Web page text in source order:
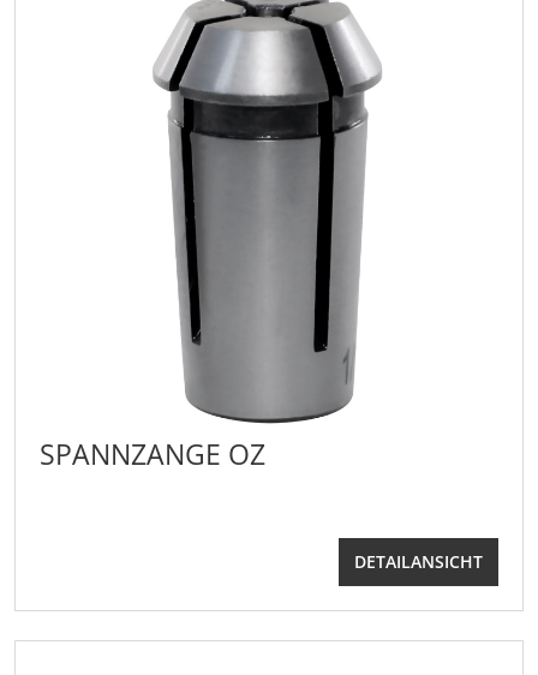
SPANNZANGE OZ
DETAILANSICHT